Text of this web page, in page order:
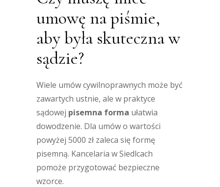
umowę na piśmie,
aby była skuteczna w
sądzie?
Wiele umów cywilnoprawnych może być
zawartych ustnie, ale w praktyce
sądowej pisemna forma ułatwia
dowodzenie. Dla umów o wartości
powyżej 5000 zł zaleca się formę
pisemną. Kancelaria w Siedlcach
pomoże przygotować bezpieczne
wzorce.